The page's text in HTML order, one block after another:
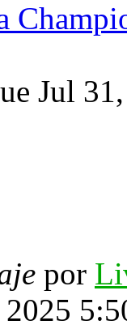
Jul
por